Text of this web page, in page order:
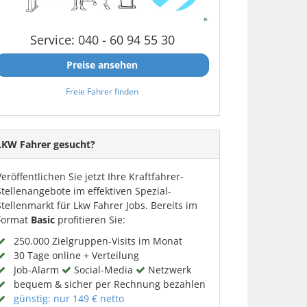
Service: 040 - 60 94 55 30
Preise ansehen
Freie Fahrer finden
Fahrer gesucht?
Sie jetzt Ihre Kraftfahrer-
im effektiven Spezial-
für Lkw Fahrer Jobs. Bereits im
Basicprofitieren Sie:
250.000 Zielgruppen-Visits im Monat
30 Tage online + Verteilung
Job-Alarm
Social-Media
Netzwerk
bequem & sicher per Rechnung bezahlen
günstig: nur 149 € netto